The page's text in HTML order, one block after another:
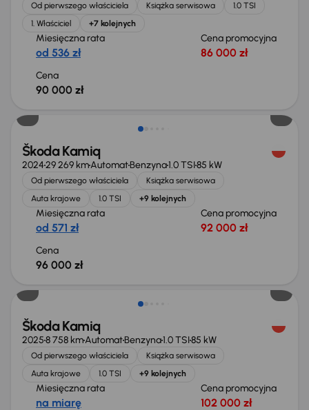
Od pierwszego właściciela Książka serwisowa
1.0 TSI
1. Właściciel
+7 kolejnych
Miesięczna rata
od 536 zł
Cena promocyjna
86 000 zł
Cena
90 000 zł
Škoda Kamiq
202429 269 kmAutomatBenzyna1.0 TSI85 kW
Od pierwszego właściciela
Książka serwisowa
Auta krajowe
1.0 TSI +9 kolejnych
Miesięczna rata
od 571 zł
Cena promocyjna
92 000 zł
Cena
96 000 zł
Taniej o 1 000 zł
Škoda Kamiq
20258 758 kmAutomatBenzyna1.0 TSI85 kW
Od pierwszego właściciela
Książka serwisowa
Auta krajowe
1.0 TSI +9 kolejnych
Miesięczna rata
na miarę
Cena promocyjna
102 000 zł